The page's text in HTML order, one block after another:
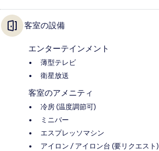
客室の設備
エンターテインメント
薄型テレビ
衛星放送
客室のアメニティ
冷房 (温度調節可)
ミニバー
エスプレッソマシン
アイロン / アイロン台 (要リクエスト)